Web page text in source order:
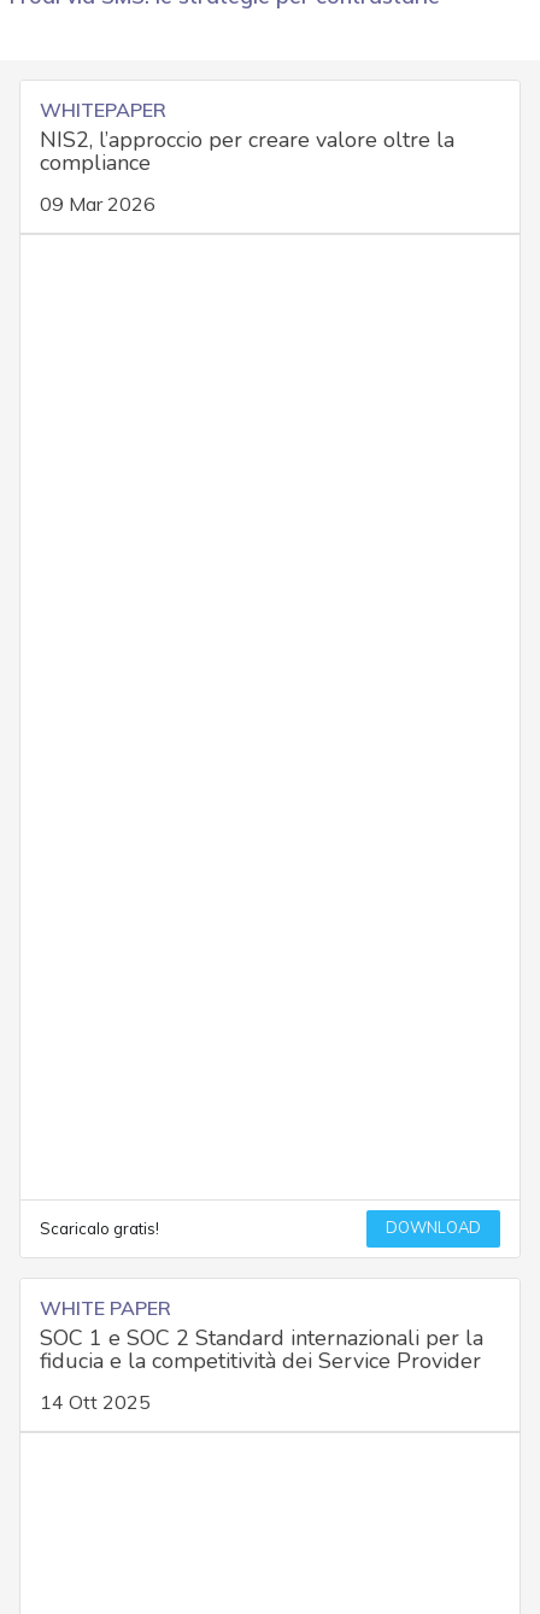
WHITEPAPER
NIS2, l’approccio per creare valore oltre la
compliance
09 Mar 2026
Scaricalo gratis! DOWNLOAD
WHITE PAPER
SOC 1 e SOC 2 Standard internazionali per la
fiducia e la competitività dei Service Provider
14 Ott 2025